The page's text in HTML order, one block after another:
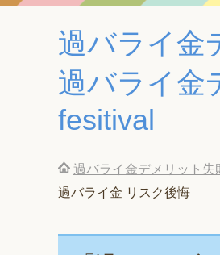
過バライ金
過バライ金
fesitival
過バライ金デメリット
過バライ金 リスク後悔